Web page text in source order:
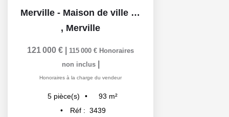
Merville - Maison de ville 93 m² - 3 chambres - bureau -...
, Merville
121 000 € 115 000 € Honoraires
non inclus
Honoraires à la charge du vendeur
5 pièce(s) 93 m²
Réf : 3439